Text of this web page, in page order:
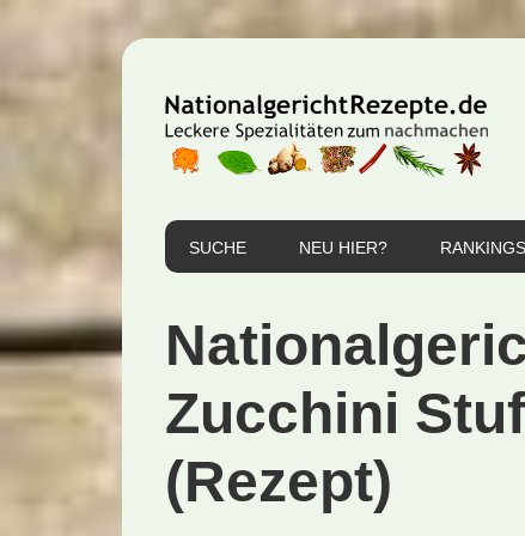
Hauptnavigation
SUCHE NEU HIER? RANKINGS
Zucchini
(Rezept)